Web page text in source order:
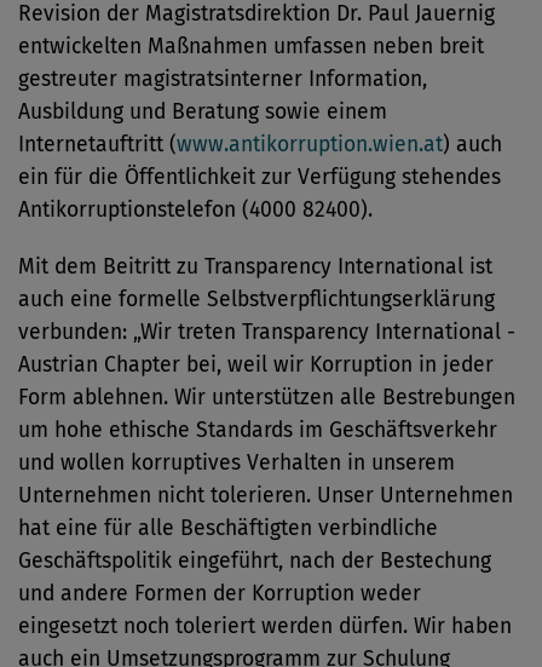
Revision der Magistratsdirektion Dr. Paul Jauernig
entwickelten Maßnahmen umfassen neben breit
gestreuter magistratsinterner Information,
Ausbildung und Beratung sowie einem
Internetauftritt (www.antikorruption.wien.at) auch
ein für die Öffentlichkeit zur Verfügung stehendes
Antikorruptionstelefon (4000 82400).
Mit dem Beitritt zu Transparency International ist
auch eine formelle Selbstverpflichtungserklärung
verbunden: „Wir treten Transparency International -
Austrian Chapter bei, weil wir Korruption in jeder
Form ablehnen. Wir unterstützen alle Bestrebungen
um hohe ethische Standards im Geschäftsverkehr
und wollen korruptives Verhalten in unserem
Unternehmen nicht tolerieren. Unser Unternehmen
hat eine für alle Beschäftigten verbindliche
Geschäftspolitik eingeführt, nach der Bestechung
und andere Formen der Korruption weder
eingesetzt noch toleriert werden dürfen. Wir haben
auch ein Umsetzungsprogramm zur Schulung